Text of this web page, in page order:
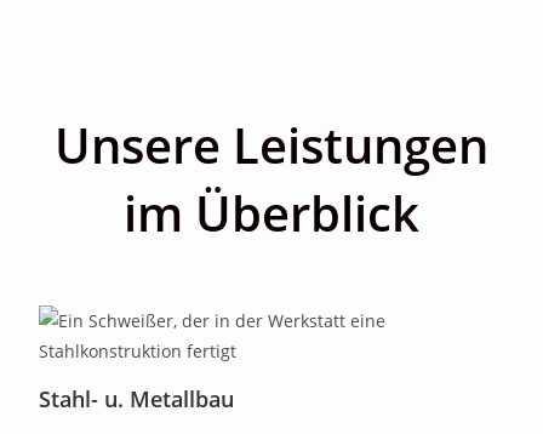
Unsere Leistungen
im Überblick
Stahl- u. Metallbau